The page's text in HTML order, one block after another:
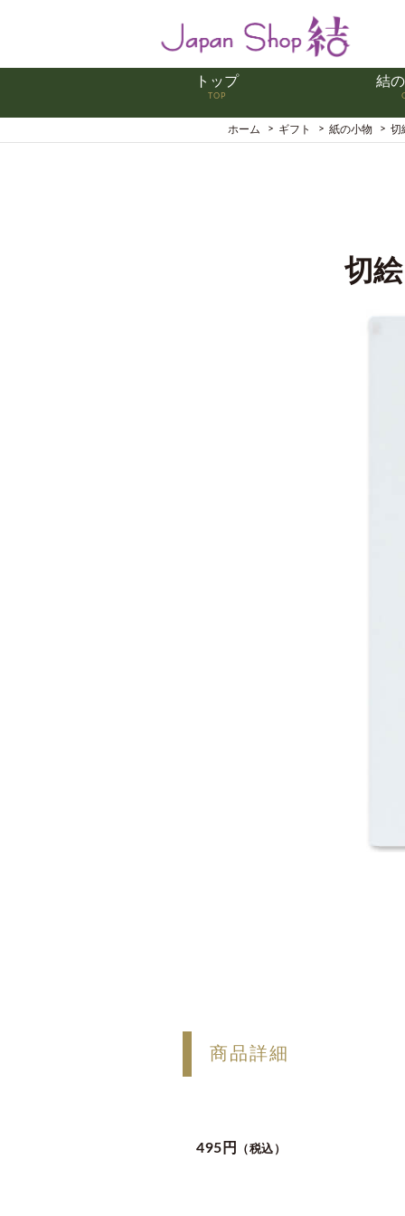
トップ
TOP
結
ホーム ギフト 紙の小物 切
切
商品詳細
495円 （税込）